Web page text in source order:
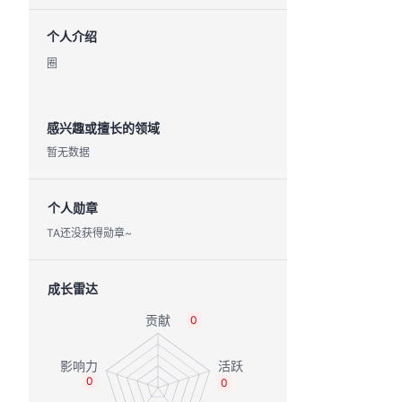
个人介绍
圈
感兴趣或擅长的领域
暂无数据
个人勋章
TA还没获得勋章~
成长雷达
0
0
0